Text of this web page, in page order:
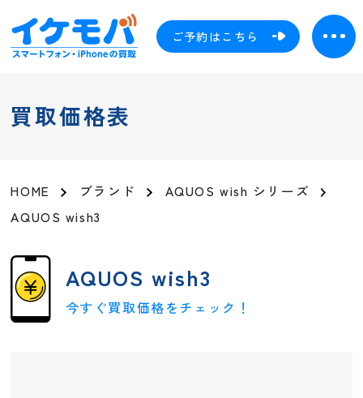
ご予約はこちら
買取価格表
HOME ブランド
AQUOS wish シリーズ
AQUOS wish3
AQUOS wish3
今すぐ買取価格をチェック！